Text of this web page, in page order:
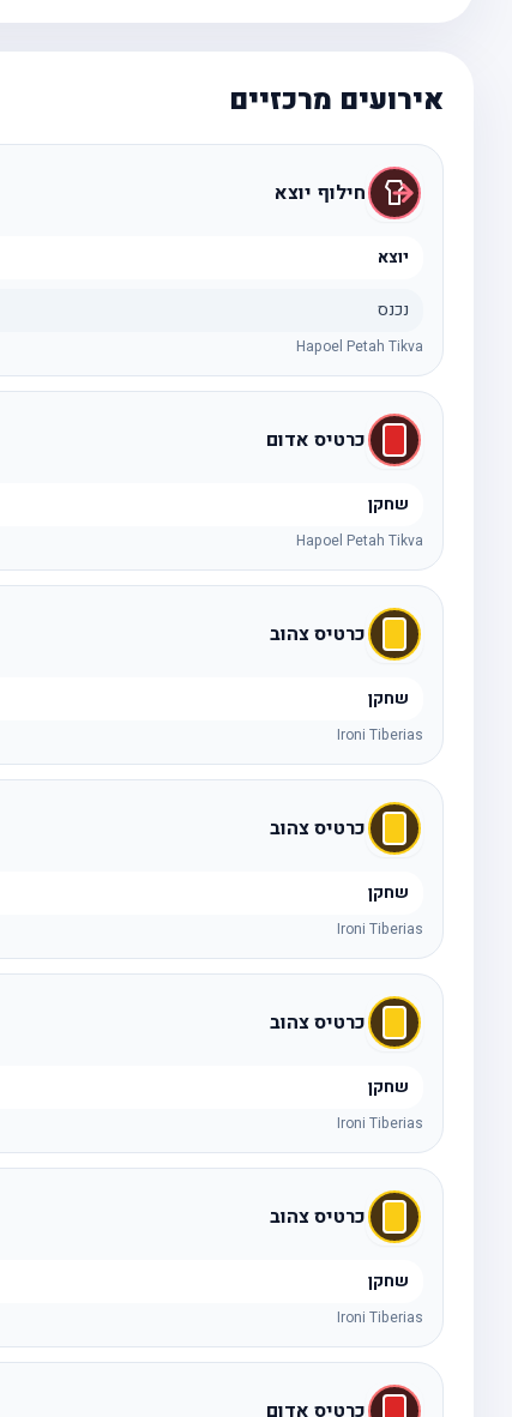
אירועים מרכזיים
חילוף יוצא
יוצא
נכנס
Hapoel Petah Tikva
כרטיס אדום
שחקן
Hapoel Petah Tikva
כרטיס צהוב
שחקן
Ironi Tiberias
כרטיס צהוב
שחקן
Ironi Tiberias
כרטיס צהוב
שחקן
Ironi Tiberias
כרטיס צהוב
שחקן
Ironi Tiberias
כרטיס אדום